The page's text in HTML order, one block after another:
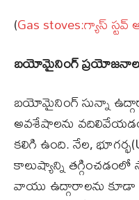
(Gas stoves:గ్యాస్
బయోమైనింగ్
బయోమైనింగ్ సున్నా
అవశేషాలను
కలిగి ఉంది. నేల,
కాలుష్యాన్ని
వాయు ఉద్గారాలను కూడా